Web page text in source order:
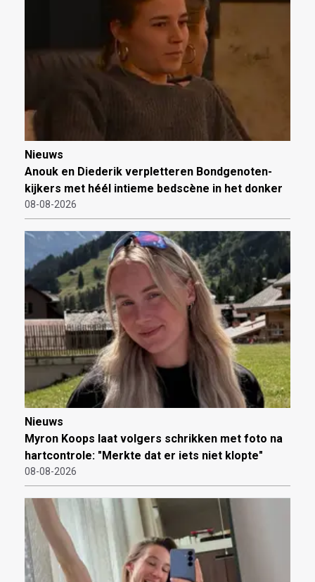
Nieuws
Anouk en Diederik verpletteren Bondgenoten-
kijkers met héél intieme bedscène in het donker
08-08-2026
Nieuws
Myron Koops laat volgers schrikken met foto na
hartcontrole: "Merkte dat er iets niet klopte"
08-08-2026